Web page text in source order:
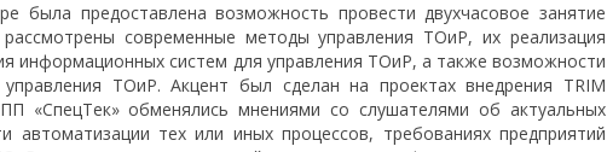
была предоставлена возможность провести двухчасовое занятие
современные методы управления ТОиР, их реализация
информационных систем для управления ТОиР, а также возможности
ТОиР. Акцент был сделан на проектах внедрения TRIM
«СпецТек» обменялись мнениями со слушателями об актуальных
автоматизации тех или иных процессов, требованиях предприятий